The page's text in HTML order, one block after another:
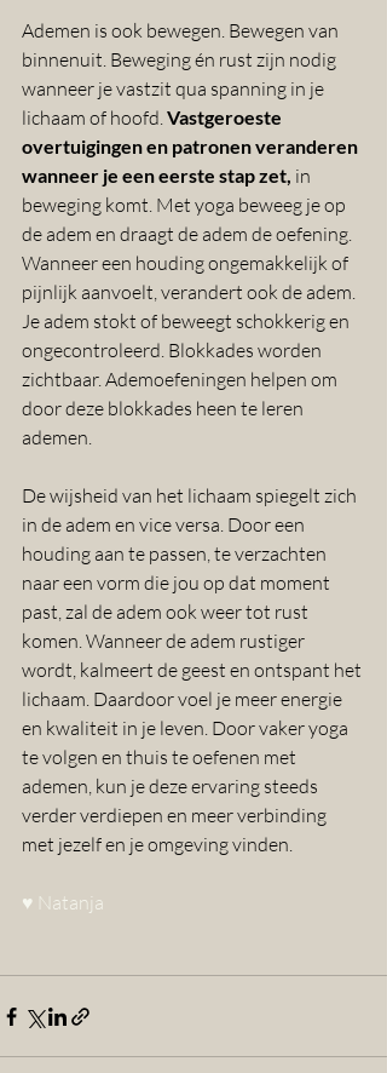
Ademen is ook bewegen. Bewegen van
binnenuit. Beweging én rust zijn nodig
wanneer je vastzit qua spanning in je
lichaam of hoofd. Vastgeroeste
overtuigingen en patronen veranderen
wanneer je een eerste stap zet, in
beweging komt. Met yoga beweeg je op
de adem en draagt de adem de oefening.
Wanneer een houding ongemakkelijk of
pijnlijk aanvoelt, verandert ook de adem.
Je adem stokt of beweegt schokkerig en
ongecontroleerd. Blokkades worden
zichtbaar. Ademoefeningen helpen om
door deze blokkades heen te leren
ademen.
De wijsheid van het lichaam spiegelt zich
in de adem en vice versa. Door een
houding aan te passen, te verzachten
naar een vorm die jou op dat moment
past, zal de adem ook weer tot rust
komen. Wanneer de adem rustiger
wordt, kalmeert de geest en ontspant het
lichaam. Daardoor voel je meer energie
en kwaliteit in je leven. Door vaker yoga
te volgen en thuis te oefenen met
ademen, kun je deze ervaring steeds
verder verdiepen en meer verbinding
met jezelf en je omgeving vinden.
♥ Natanja